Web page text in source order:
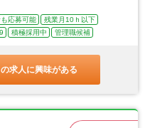
応募可能
残業月10ｈ以下
積極採用中 管理職候補
求人に興味がある